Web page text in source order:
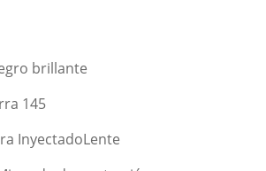
brillante
145
InyectadoLente